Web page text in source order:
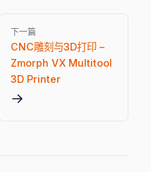
下一篇
CNC雕刻与3D打印 –
Zmorph VX Multitool
3D Printer
→